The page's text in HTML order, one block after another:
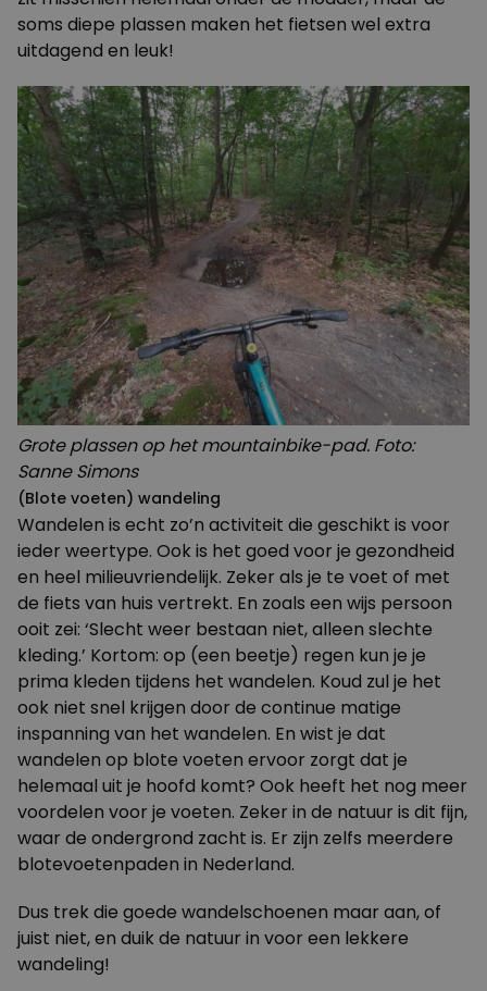
soms diepe plassen maken het fietsen wel extra
uitdagend en leuk!
Grote plassen op het mountainbike-pad. Foto:
Sanne Simons
(Blote voeten) wandeling
Wandelen is echt zo’n activiteit die geschikt is voor
ieder weertype. Ook is het goed voor je gezondheid
en heel milieuvriendelijk. Zeker als je te voet of met
de fiets van huis vertrekt. En zoals een wijs persoon
ooit zei: ‘Slecht weer bestaan niet, alleen slechte
kleding.’ Kortom: op (een beetje) regen kun je je
prima kleden tijdens het wandelen. Koud zul je het
ook niet snel krijgen door de continue matige
inspanning van het wandelen. En wist je dat
wandelen op blote voeten ervoor zorgt dat je
helemaal uit je hoofd komt? Ook heeft het nog meer
voordelen voor je voeten. Zeker in de natuur is dit fijn,
waar de ondergrond zacht is. Er zijn zelfs meerdere
blotevoetenpaden in Nederland.
Dus trek die goede wandelschoenen maar aan, of
juist niet, en duik de natuur in voor een lekkere
wandeling!